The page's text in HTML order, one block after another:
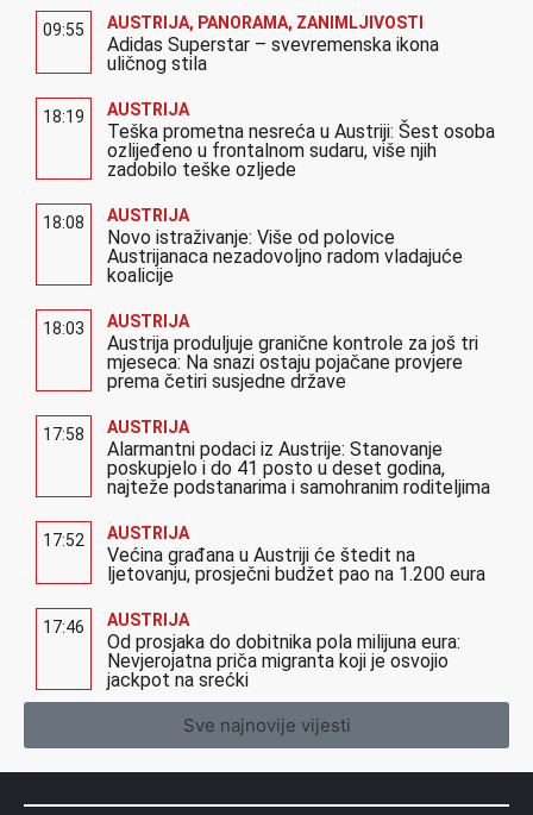
09:55 AUSTRIJA, PANORAMA, ZANIMLJIVOSTI
Adidas Superstar – svevremenska ikona
uličnog stila
18:19 AUSTRIJA
Teška prometna nesreća u Austriji: Šest osoba
ozlijeđeno u frontalnom sudaru, više njih
zadobilo teške ozljede
18:08 AUSTRIJA
Novo istraživanje: Više od polovice
Austrijanaca nezadovoljno radom vladajuće
koalicije
18:03 AUSTRIJA
Austrija produljuje granične kontrole za još tri
mjeseca: Na snazi ostaju pojačane provjere
prema četiri susjedne države
17:58 AUSTRIJA
Alarmantni podaci iz Austrije: Stanovanje
poskupjelo i do 41 posto u deset godina,
najteže podstanarima i samohranim roditeljima
17:52 AUSTRIJA
Većina građana u Austriji će štedit na
ljetovanju, prosječni budžet pao na 1.200 eura
17:46 AUSTRIJA
Od prosjaka do dobitnika pola milijuna eura:
Nevjerojatna priča migranta koji je osvojio
jackpot na srećki
Sve najnovije vijesti